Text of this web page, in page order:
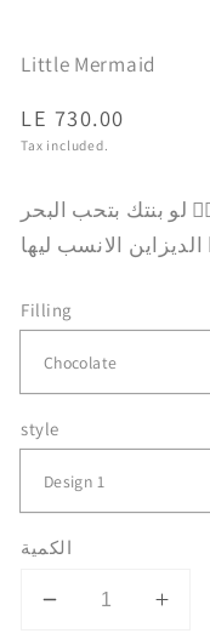
Little Mermaid
Regular
price
LE 730.00
Tax included.
لو بنتك بتحب البحر
الانسب ليها
Filling
style
الكمية
Decrease